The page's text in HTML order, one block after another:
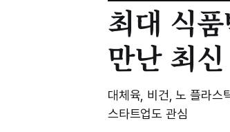
최대 식
만난 최
대체육, 비건, 노 플라스
스타트업도 관심